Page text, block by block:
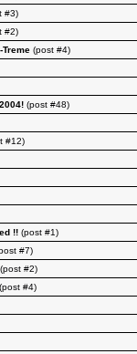
#3)
#2)
(post #4)
(post #48)
#12)
!!(post #1)
#7)
#2)
(post #4)